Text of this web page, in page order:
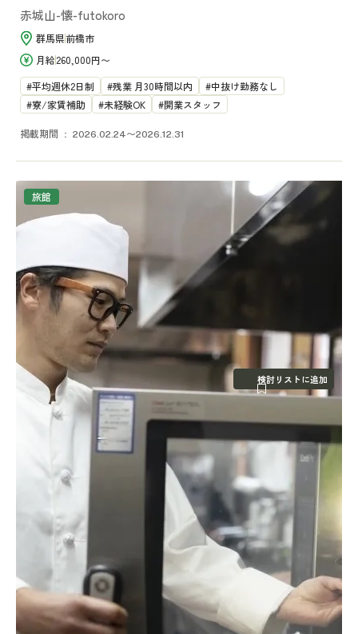
赤城山-懐-futokoro
群馬県前橋市
月給260,000円〜
平均週休2日制
残業 月30時間以内
中抜け勤務なし
寮/家賃補助
未経験OK 開業スタッフ
掲載期間 2026.02.24〜2026.12.31
旅館
検討リストに追加